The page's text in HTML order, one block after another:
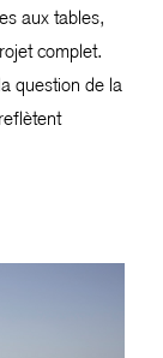
aux tables,
complet.
question de la